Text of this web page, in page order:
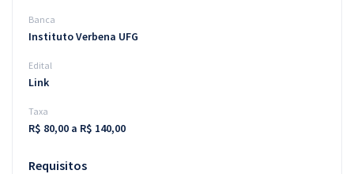
Banca
Instituto Verbena UFG
Edital
Link
Taxa
R$ 80,00 a R$ 140,00
Requisitos